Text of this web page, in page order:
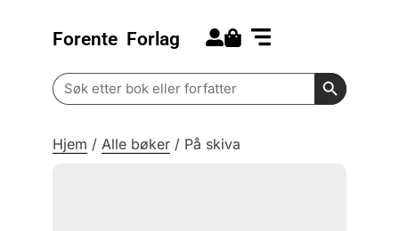
Forente Forlag
Search
for:
Search
Hjem / Alle bøker / På skiva